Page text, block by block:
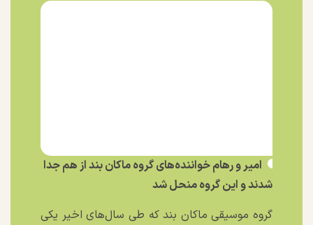
امیر و رهام خواننده‌های گروه ماکان بند از هم جدا
شدند و این گروه منحل شد
گروه موسیقی ماکان بند که طی سال‌های اخیر یکی